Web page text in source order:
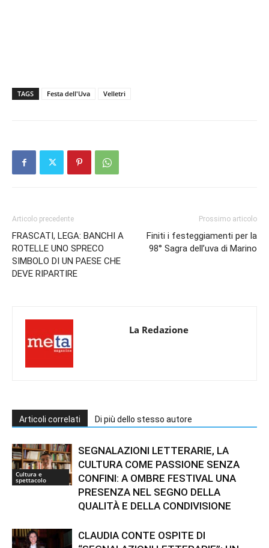
TAGS Festa dell'Uva Velletri
Articolo precedente
FRASCATI, LEGA: BANCHI A
ROTELLE UNO SPRECO
SIMBOLO DI UN PAESE CHE
DEVE RIPARTIRE
Prossimo articolo
Finiti i festeggiamenti per la
98° Sagra dell’uva di Marino
La Redazione
Articoli correlati Di più dello stesso autore
Cultura e
spettacolo
SEGNALAZIONI LETTERARIE, LA
CULTURA COME PASSIONE SENZA
CONFINI: A OMBRE FESTIVAL UNA
PRESENZA NEL SEGNO DELLA
QUALITÀ E DELLA CONDIVISIONE
CLAUDIA CONTE OSPITE DI